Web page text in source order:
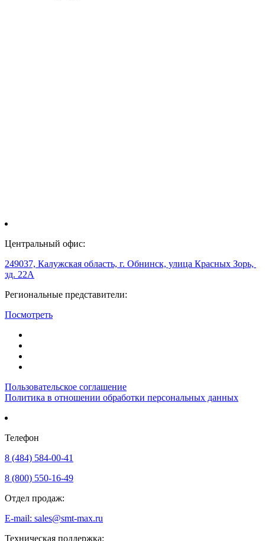
Центральный офис:
249037, Калужская область, г. Обнинск, улица Красных Зорь,
зд. 22А
Региональные представители:
Посмотреть
Пользовательское соглашение
Политика в отношении обработки персональных данных
Телефон
8 (484) 584-00-41
8 (800) 550-16-49
Отдел продаж:
E-mail: sales@smt-max.ru
Техническая поддержка: